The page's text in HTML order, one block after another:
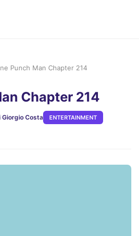
Punch Man Chapter 214
Chapter 214
Giorgio Costa ENTERTAINMENT